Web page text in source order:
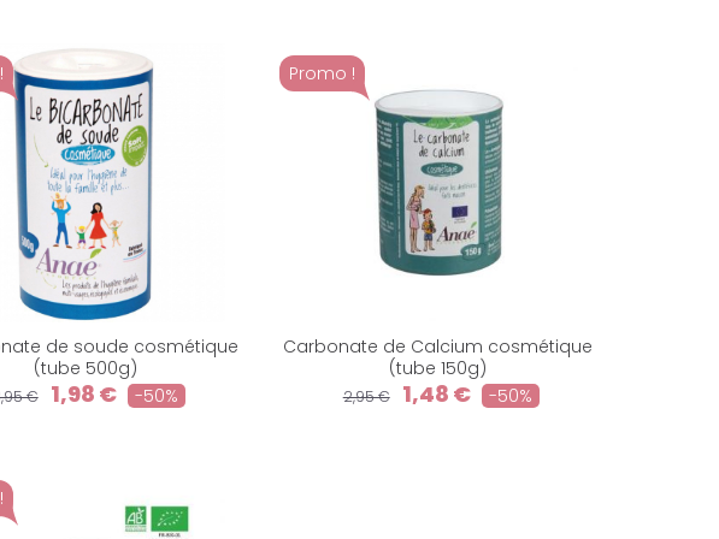
de soude cosmétique
(tube 500g)
€ 1,98 € -50%
Promo !
Carbonate de Calcium cosmétique
(tube 150g)
2,95 € 1,48 € -50%